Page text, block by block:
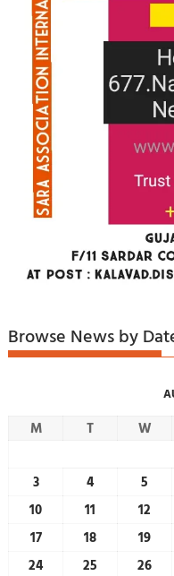
Browse News by
M T W
3
4 5
10
11 12
17
18 19
24
25 26